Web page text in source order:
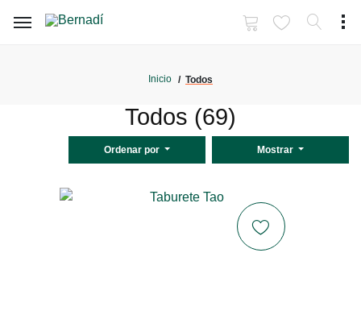
Inicio Todos
Todos (69)
Ordenar por Mostrar